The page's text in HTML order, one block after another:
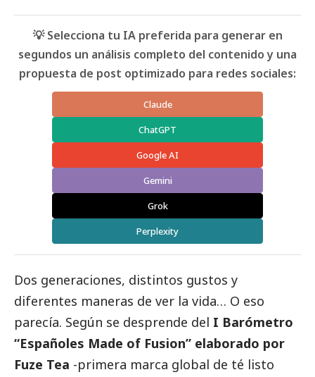
💡 Selecciona tu IA preferida para generar en
segundos un análisis completo del contenido y una
propuesta de post optimizado para redes sociales:
Claude
ChatGPT
Google AI
Gemini
Grok
Perplexity
Dos generaciones, distintos gustos y
diferentes maneras de ver la vida… O eso
parecía. Según se desprende del I Barómetro
“Españoles Made of Fusion” elaborado por
Fuze Tea -primera marca global de té listo